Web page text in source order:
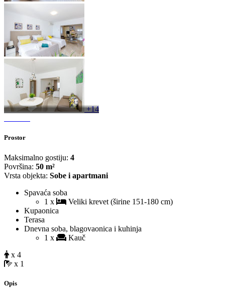
+14
Prostor
Maksimalno gostiju: 4
Površina: 50 m²
Vrsta objekta: Sobe i apartmani
Spavaća soba
1 x
Veliki krevet (širine 151-180 cm)
Kupaonica
Terasa
Dnevna soba, blagovaonica i kuhinja
1 x
Kauč
x 4
x 1
Opis